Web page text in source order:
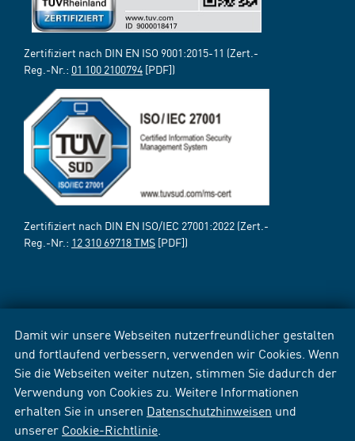
Damit wir unsere Webseiten nutzerfreundlicher gestalten
und fortlaufend verbessern, verwenden wir Cookies. Wenn
Sie die Webseiten weiter nutzen, stimmen Sie dadurch der
Verwendung von Cookies zu. Weitere Informationen
erhalten Sie in unseren Datenschutzhinweisen und
unserer Cookie-Richtlinie
Zertifiziert nach DIN EN ISO 9001:2015-11 (Zert.-
Reg.-Nr.: 01 100 2100794 [PDF])
Zertifiziert nach DIN EN ISO/IEC 27001:2022 (Zert.-
Reg.-Nr.: 12 310 69718 TMS [PDF])